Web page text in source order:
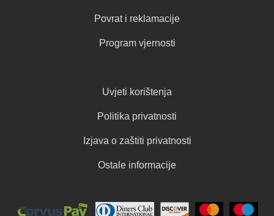
Povrat i reklamacije
Program vjernosti
Uvjeti korištenja
Politika privatnosti
Izjava o zaštiti privatnosti
Ostale informacije